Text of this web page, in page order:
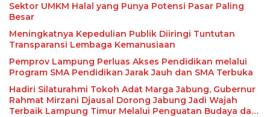
Sektor UMKM Halal yang Punya Potensi Pasar Paling
Besar
Meningkatnya Kepedulian Publik Diiringi Tuntutan
Transparansi Lembaga Kemanusiaan
Pemprov Lampung Perluas Akses Pendidikan melalui
Program SMA Pendidikan Jarak Jauh dan SMA Terbuka
Hadiri Silaturahmi Tokoh Adat Marga Jabung, Gubernur
Rahmat Mirzani Djausal Dorong Jabung Jadi Wajah
Terbaik Lampung Timur Melalui Penguatan Budaya dan